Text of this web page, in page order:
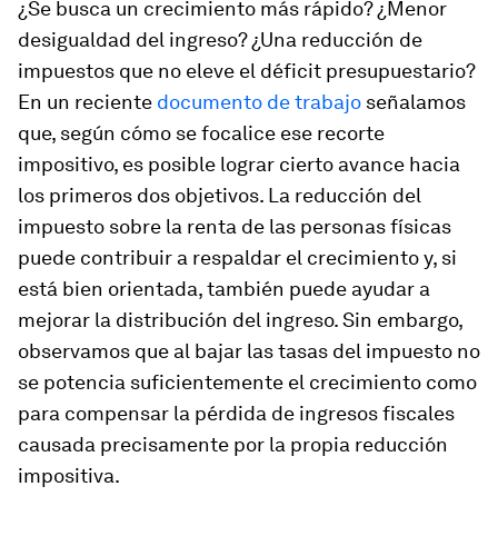
¿Se busca un crecimiento más rápido? ¿Menor
desigualdad del ingreso? ¿Una reducción de
impuestos que no eleve el déficit presupuestario?
En un reciente documento de trabajo señalamos
que, según cómo se focalice ese recorte
impositivo, es posible lograr cierto avance hacia
los primeros dos objetivos. La reducción del
impuesto sobre la renta de las personas físicas
puede contribuir a respaldar el crecimiento y, si
está bien orientada, también puede ayudar a
mejorar la distribución del ingreso. Sin embargo,
observamos que al bajar las tasas del impuesto no
se potencia suficientemente el crecimiento como
para compensar la pérdida de ingresos fiscales
causada precisamente por la propia reducción
impositiva.